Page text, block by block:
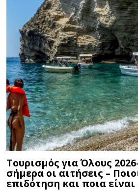
Τουρισμός για Όλους
σήμερα οι αιτήσεις –
επιδότηση και ποια